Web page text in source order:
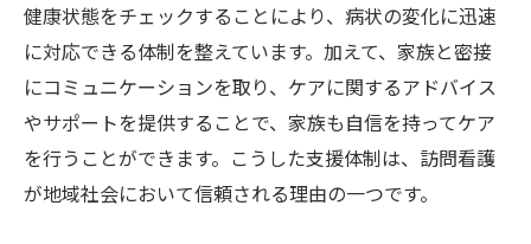
健康状態をチェックすることにより、病状の変化に迅速
に対応できる体制を整えています。加えて、家族と密接
にコミュニケーションを取り、ケアに関するアドバイス
やサポートを提供することで、家族も自信を持ってケア
を行うことができます。こうした支援体制は、訪問看護
が地域社会において信頼される理由の一つです。